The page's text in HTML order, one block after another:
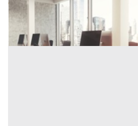
Novara
Asta chiusa